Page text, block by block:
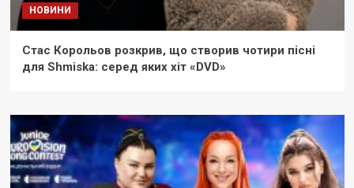
НОВИНИ
Стас Корольов розкрив, що створив чотири пісні
для Shmiska: серед яких хіт «DVD»